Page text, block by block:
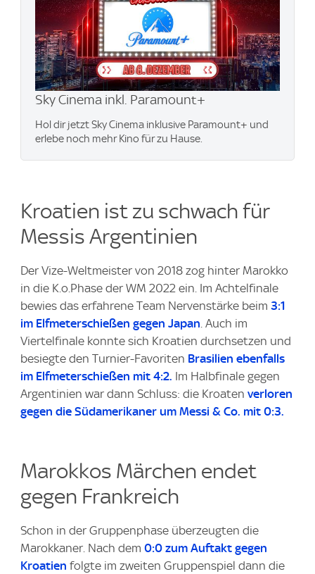
Sky Cinema inkl. Paramount+
Hol dir jetzt Sky Cinema inklusive Paramount+​ und
erlebe noch mehr Kino für zu Hause.
Kroatien ist zu schwach für
Messis Argentinien
Der Vize-Weltmeister von 2018 zog hinter Marokko
in die K.o.Phase der WM 2022 ein. Im Achtelfinale
bewies das erfahrene Team Nervenstärke beim 3:1
im Elfmeterschießen gegen Japan. Auch im
Viertelfinale konnte sich Kroatien durchsetzen und
besiegte den Turnier-Favoriten Brasilien ebenfalls
im Elfmeterschießen mit 4:2. Im Halbfinale gegen
Argentinien war dann Schluss: die Kroaten verloren
gegen die Südamerikaner um Messi & Co. mit 0:3.
Marokkos Märchen endet
gegen Frankreich
Schon in der Gruppenphase überzeugten die
Marokkaner. Nach dem 0:0 zum Auftakt gegen
Kroatien folgte im zweiten Gruppenspiel dann die